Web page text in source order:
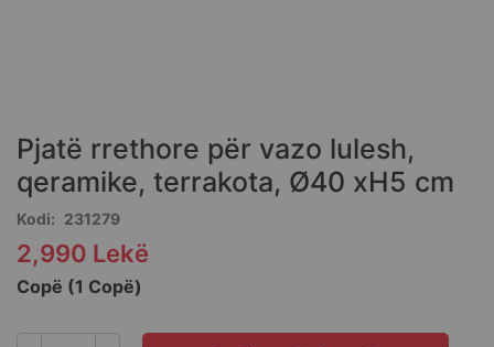
beginning
of
the
images
gallery
Pjatë rrethore për vazo lulesh,
qeramike, terrakota, Ø40 xH5 cm
Kodi 231279
2,990 Lekë
Copë (1 Copë)